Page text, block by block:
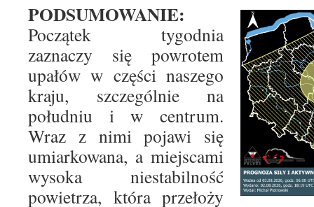
PODSUMOWANIE:
Początek tygodnia
zaznaczy się powrotem
upałów w części naszego
kraju, szczególnie na
południu i w centrum.
Wraz z nimi pojawi się
umiarkowana, a miejscami
wysoka niestabilność
powietrza, która przełoży